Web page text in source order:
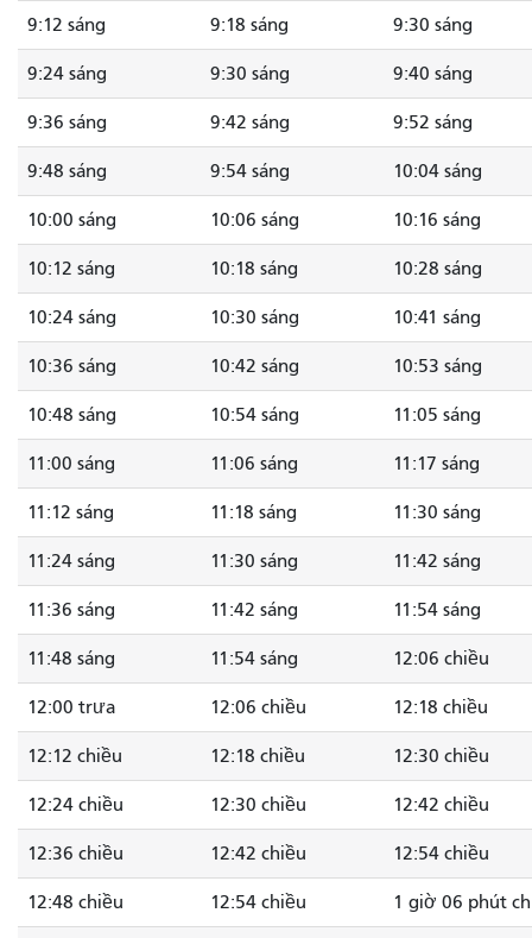
9:12 sáng 9:18 sáng 9:30 sáng
9:24 sáng 9:30 sáng 9:40 sáng
9:36 sáng 9:42 sáng 9:52 sáng
9:48 sáng 9:54 sáng 10:04 sáng
10:00 sáng 10:06 sáng 10:16 sáng
10:12 sáng 10:18 sáng 10:28 sáng
10:24 sáng 10:30 sáng 10:41 sáng
10:36 sáng 10:42 sáng 10:53 sáng
10:48 sáng 10:54 sáng 11:05 sáng
11:00 sáng 11:06 sáng 11:17 sáng
11:12 sáng 11:18 sáng 11:30 sáng
11:24 sáng 11:30 sáng 11:42 sáng
11:36 sáng 11:42 sáng 11:54 sáng
11:48 sáng 11:54 sáng 12:06 chiều
12:00 trưa 12:06 chiều 12:18 chiều
12:12 chiều 12:18 chiều 12:30 chiều
12:24 chiều 12:30 chiều 12:42 chiều
12:36 chiều 12:42 chiều 12:54 chiều
12:48 chiều 12:54 chiều 1 giờ 06 phút